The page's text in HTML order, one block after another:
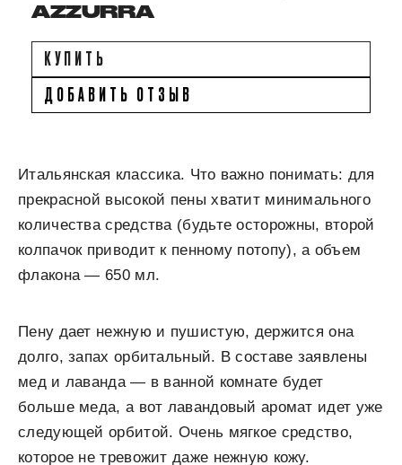
AZZURRA
КУПИТЬ
ДОБАВИТЬ ОТЗЫВ
Итальянская классика. Что важно понимать: для
прекрасной высокой пены хватит минимального
количества средства (будьте осторожны, второй
колпачок приводит к пенному потопу), а объем
флакона — 650 мл.
Пену дает нежную и пушистую, держится она
долго, запах орбитальный. В составе заявлены
мед и лаванда — в ванной комнате будет
больше меда, а вот лавандовый аромат идет уже
следующей орбитой. Очень мягкое средство,
которое не тревожит даже нежную кожу.